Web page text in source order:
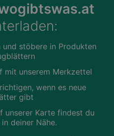
und stöbere in Produkten
mit unserem Merkzettel
wenn es neue
gibt
unserer Karte findest du
deiner Nähe.